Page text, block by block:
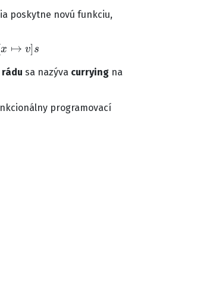
poskytne novú funkciu,
] s
sa nazýva curryingna
programovací